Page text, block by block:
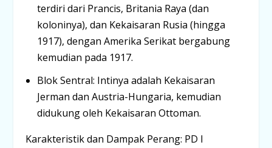
terdiri dari Prancis, Britania Raya (dan
koloninya), dan Kekaisaran Rusia (hingga
1917), dengan Amerika Serikat bergabung
kemudian pada 1917.
Blok Sentral: Intinya adalah Kekaisaran
Jerman dan Austria-Hungaria, kemudian
didukung oleh Kekaisaran Ottoman.
Karakteristik dan Dampak Perang: PD I